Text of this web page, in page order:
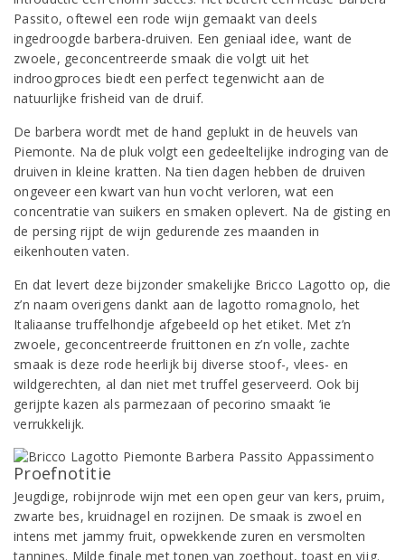
Passito, oftewel een rode wijn gemaakt van deels
ingedroogde barbera-druiven. Een geniaal idee, want de
zwoele, geconcentreerde smaak die volgt uit het
indroogproces biedt een perfect tegenwicht aan de
natuurlijke frisheid van de druif.
De barbera wordt met de hand geplukt in de heuvels van
Piemonte. Na de pluk volgt een gedeeltelijke indroging van de
druiven in kleine kratten. Na tien dagen hebben de druiven
ongeveer een kwart van hun vocht verloren, wat een
concentratie van suikers en smaken oplevert. Na de gisting en
de persing rijpt de wijn gedurende zes maanden in
eikenhouten vaten.
En dat levert deze bijzonder smakelijke Bricco Lagotto op, die
z’n naam overigens dankt aan de lagotto romagnolo, het
Italiaanse truffelhondje afgebeeld op het etiket. Met z’n
zwoele, geconcentreerde fruittonen en z’n volle, zachte
smaak is deze rode heerlijk bij diverse stoof-, vlees- en
wildgerechten, al dan niet met truffel geserveerd. Ook bij
gerijpte kazen als parmezaan of pecorino smaakt ‘ie
verrukkelijk.
Proefnotitie
Jeugdige, robijnrode wijn met een open geur van kers, pruim,
zwarte bes, kruidnagel en rozijnen. De smaak is zwoel en
intens met jammy fruit, opwekkende zuren en versmolten
tannines. Milde finale met tonen van zoethout, toast en vijg.